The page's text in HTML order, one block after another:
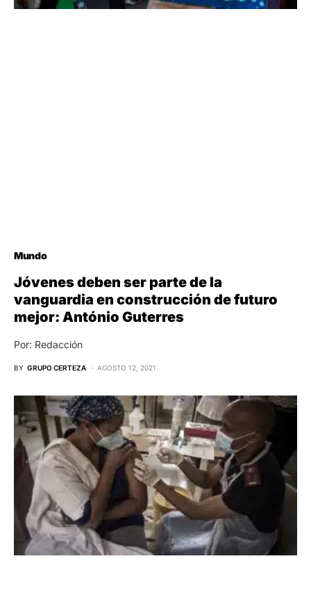
Mundo
Jóvenes deben ser parte de la
vanguardia en construcción de futuro
mejor: António Guterres
Por: Redacción
BY GRUPO CERTEZA AGOSTO 12, 2021